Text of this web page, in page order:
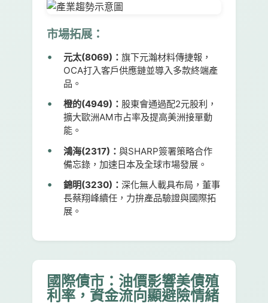
市場拓展：
元太(8069)： 旗下元瀚材料傳捷報，
OCA打入客戶供應鏈並導入多款終端產
品。
橙的(4949)： 股東會通過配2元股利，
擴大歐洲AM市占率及提高美洲接單動
能。
鴻海(2317)： 與SHARP簽署策略合作
備忘錄，加速日本及全球市場發展。
錦明(3230)： 深化無人載具布局，董事
長蔡翔峰續任，力拚產品驗證與國際拓
展。
國際債市：油價影響美債殖
利率，資金流向顯避險情緒